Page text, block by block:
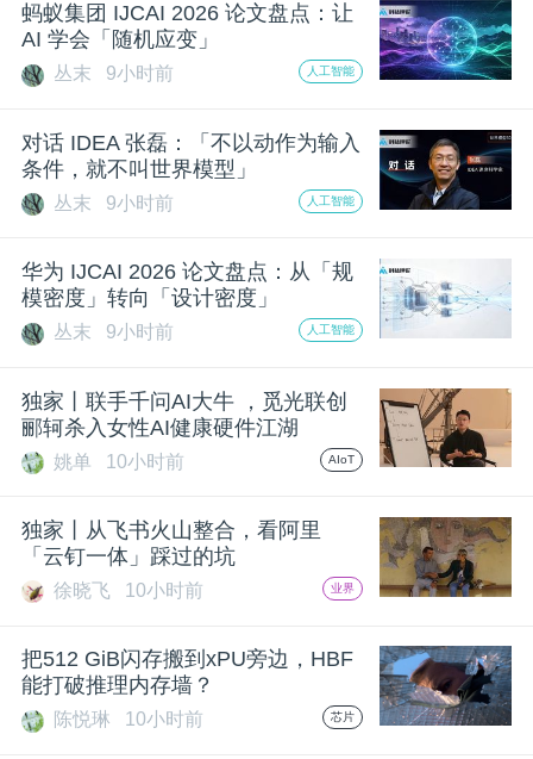
蚂蚁集团 IJCAI 2026 论文盘点：让
AI 学会「随机应变」
丛末 9小时前 人工智能
对话 IDEA 张磊：「不以动作为输入
条件，就不叫世界模型」
丛末 9小时前 人工智能
华为 IJCAI 2026 论文盘点：从「规
模密度」转向「设计密度」
丛末 9小时前 人工智能
独家丨联手千问AI大牛 ，觅光联创
郦轲杀入女性AI健康硬件江湖
姚单 10小时前 AIoT
独家丨从飞书火山整合，看阿里
「云钉一体」踩过的坑
徐晓飞 10小时前 业界
把512 GiB闪存搬到xPU旁边，HBF
能打破推理内存墙？
陈悦琳 10小时前 芯片